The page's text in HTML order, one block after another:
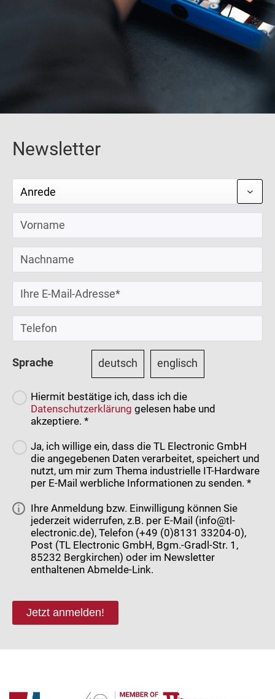
Newsletter
Sprache deutsch englisch
Hiermit bestätige ich, dass ich die
Datenschutzerklärung gelesen habe und
akzeptiere. *
Ja, ich willige ein, dass die TL Electronic GmbH
die angegebenen Daten verarbeitet, speichert und
nutzt, um mir zum Thema industrielle IT-Hardware
per E-Mail werbliche Informationen zu senden. *
Ihre Anmeldung bzw. Einwilligung können Sie
jederzeit widerrufen, z.B. per E-Mail (info@tl-
electronic.de), Telefon (+49 (0)8131 33204-0),
Post (TL Electronic GmbH, Bgm.-Gradl-Str. 1,
85232 Bergkirchen) oder im Newsletter
enthaltenen Abmelde-Link.
Jetzt anmelden!